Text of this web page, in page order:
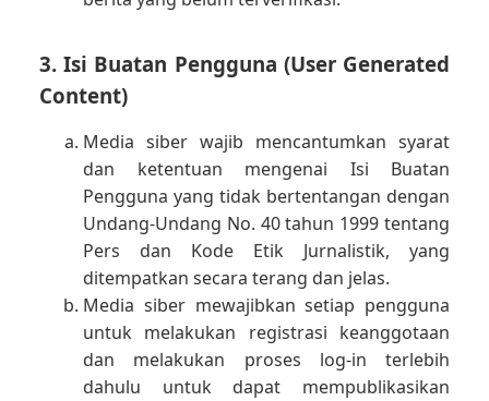
3. Isi Buatan Pengguna (User Generated
Content)
Media siber wajib mencantumkan syarat
dan ketentuan mengenai Isi Buatan
Pengguna yang tidak bertentangan dengan
Undang-Undang No. 40 tahun 1999 tentang
Pers dan Kode Etik Jurnalistik, yang
ditempatkan secara terang dan jelas.
Media siber mewajibkan setiap pengguna
untuk melakukan registrasi keanggotaan
dan melakukan proses log-in terlebih
dahulu untuk dapat mempublikasikan